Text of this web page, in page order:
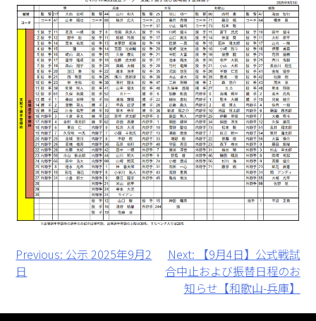
投
稿
ナ
Previous: 公示 2025年9月2
日
Next:
【9月4日】公式戦試
合中止および振替日程のお
知らせ【和歌山-兵庫】